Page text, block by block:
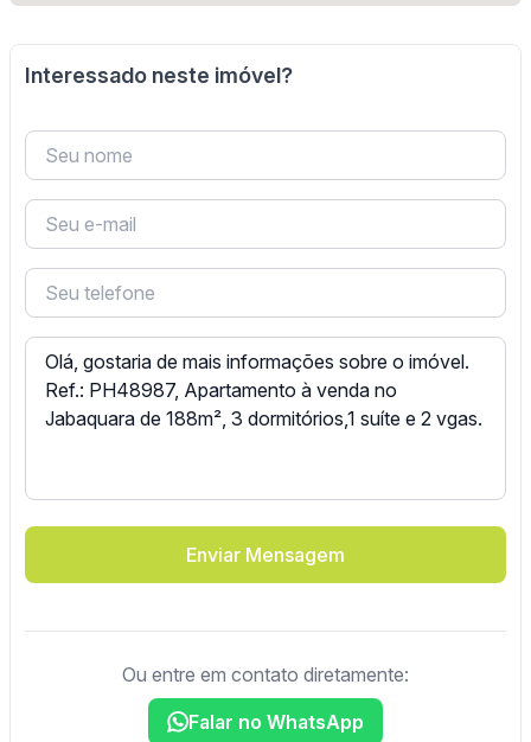
Interessado neste imóvel?
Enviar Mensagem
Ou entre em contato diretamente:
Falar no WhatsApp